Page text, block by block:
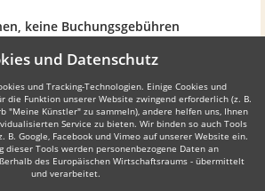
keine Buchungsgebühren
sind, erstellt der gewünschte Redner
erhalten darin nochmals eine übersichtliche
Details. Für Sie entstehen dadurch keine
sind sie berechtigt, Ihren gebuchten Redner
und Datenschutz
und Tracking-Technologien. Einige Cookies und
die Funktion unserer Website zwingend erforderlich (z. B.
"Meine Künstler" zu sammeln), andere helfen uns, Ihnen
Service zu bieten. Wir binden so auch Tools
Google, Facebook und Vimeo auf unserer Website ein.
dieser Tools werden personenbezogene Daten an
des Europäischen Wirtschaftsraums - übermittelt
und verarbeitet.